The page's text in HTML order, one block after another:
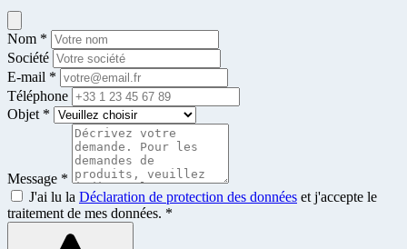
Nom *
Société
E-mail *
Téléphone
Objet *
Message *
J'ai lu la Déclaration de protection des données et j'accepte le
traitement de mes données. *